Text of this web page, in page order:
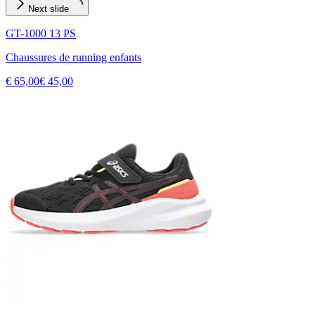
Next slide
GT-1000 13 PS
Chaussures de running enfants
€ 65,00€ 45,00